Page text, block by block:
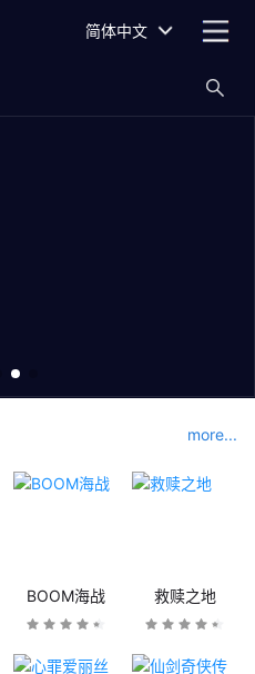
简体中文
more...
BOOM海战 救赎之地